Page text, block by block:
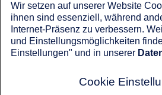
HELMA Haus
Brüssel - Grundriss
86,66 m² (78,96 m² Wfl.)
Gesamtfläche
181,72 m² (169,75 m² Wfl.)
Preis
auch mit Keller bauen)
Wir setzen auf unserer Website
ihnen sind essenziell, während
Internet-Präsenz zu verbessern.
und Einstellungsmöglichkeiten
Einstellungen" und in unserer
Cookie